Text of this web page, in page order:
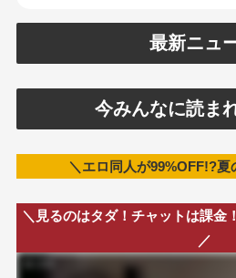
最新ニュ
今みんなに読ま
＼エロ同人が99%OFF!?夏
＼見るのはタダ！チャットは課金
／